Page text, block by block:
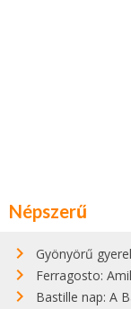
Népszerű
Gyönyörű
Ferragosto:
Bastille nap: A